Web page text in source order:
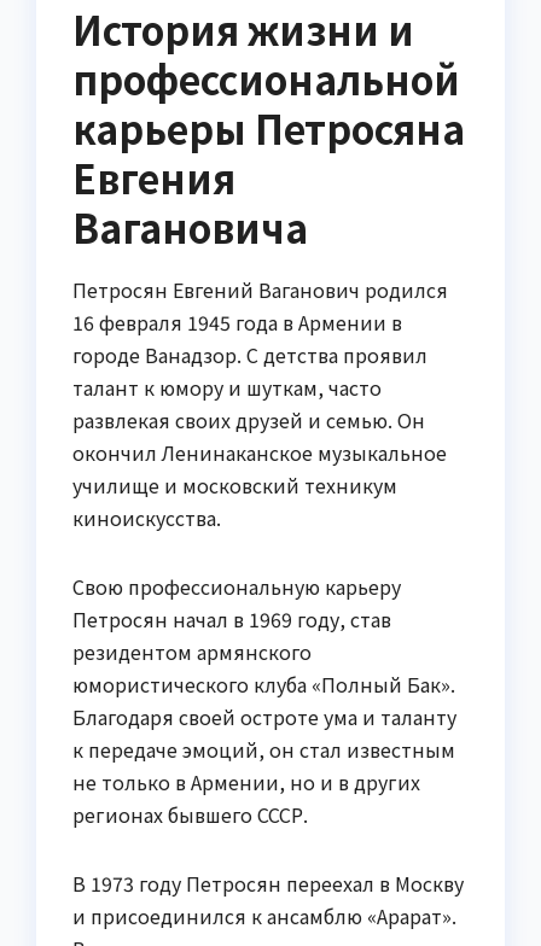
История жизни и
профессиональной
карьеры Петросяна
Евгения
Вагановича
Петросян Евгений Ваганович родился
16 февраля 1945 года в Армении в
городе Ванадзор. С детства проявил
талант к юмору и шуткам, часто
развлекая своих друзей и семью. Он
окончил Ленинаканское музыкальное
училище и московский техникум
киноискусства.
Свою профессиональную карьеру
Петросян начал в 1969 году, став
резидентом армянского
юмористического клуба «Полный Бак».
Благодаря своей остроте ума и таланту
к передаче эмоций, он стал известным
не только в Армении, но и в других
регионах бывшего СССР.
В 1973 году Петросян переехал в Москву
и присоединился к ансамблю «Арарат».